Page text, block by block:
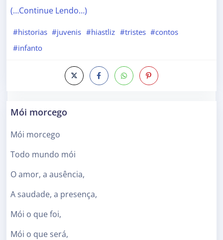
(…Continue Lendo…)
#historias #juvenis #hiastliz #tristes #contos
#infanto
Mói morcego
Mói morcego
Todo mundo mói
O amor, a ausência,
A saudade, a presença,
Mói o que foi,
Mói o que será,